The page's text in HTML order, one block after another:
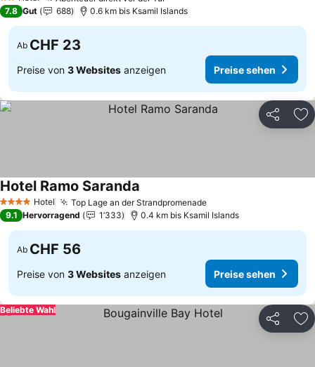
2 Sterne
7.8 Gut 688 0.6 km bis Ksamil Islands
Ab CHF 23
Preise von 3 Websites anzeigen Preise sehen
Teilen
4 Sterne Hotel Top Lage an der Strandpromenade
Hotel Ramo Saranda
9.1 Hervorragend 1’333 0.4 km bis Ksamil Islands
Ab CHF 56
Preise von 3 Websites anzeigen Preise sehen
Teilen
Beliebte Wahl